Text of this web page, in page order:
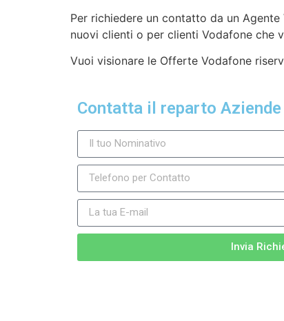
Per richiedere un contatto da un Agente
nuovi clienti o per clienti Vodafone che
Vuoi visionare le Offerte Vodafone
Contatta il reparto Aziende
Invia